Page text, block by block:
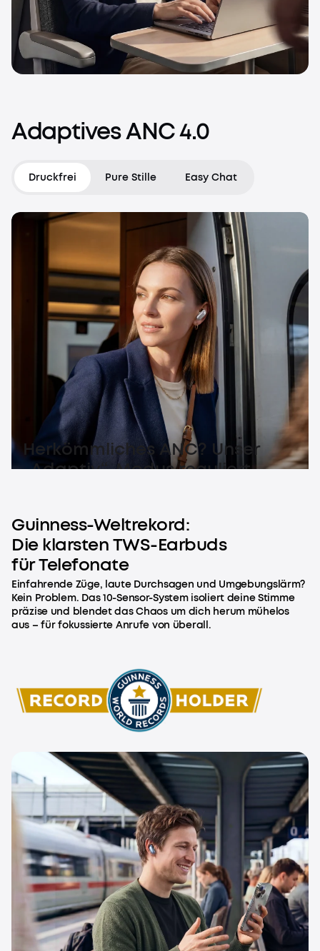
AdaptivesANC4.0
Druckfrei Pure Stille Easy Chat
Herkömmliches ANC? Unser
„Adaptiv“-Modus reguliert
Guinness-Weltrekord:
Die klarsten TWS-Earbuds
für Telefonate
Einfahrende Züge, laute Durchsagen und Umgebungslärm?
Kein Problem. Das 10-Sensor-System isoliert deine Stimme
präzise und blendet das Chaos um dich herum mühelos
aus – für fokussierte Anrufe von überall.